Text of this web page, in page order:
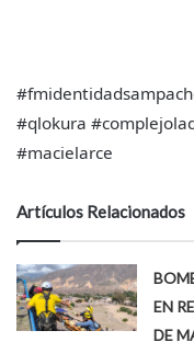
#qlokura
#macielarce
Artículos Relacionados
EN
DE